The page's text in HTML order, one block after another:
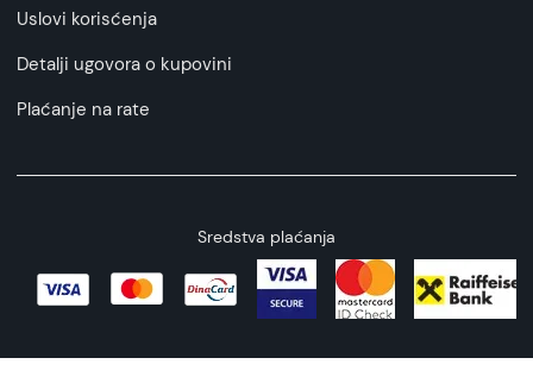
Uslovi korisćenja
Detalji ugovora o kupovini
Plaćanje na rate
Sredstva plaćanja